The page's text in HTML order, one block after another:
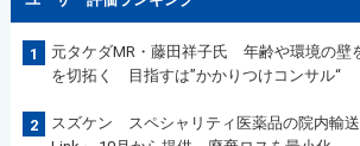
1
元タケダMR・藤田祥子氏 年齢や環境の壁
を切拓く 目指すは”かかりつけコンサル“
2
スズケン スペシャリティ医薬品の院内輸